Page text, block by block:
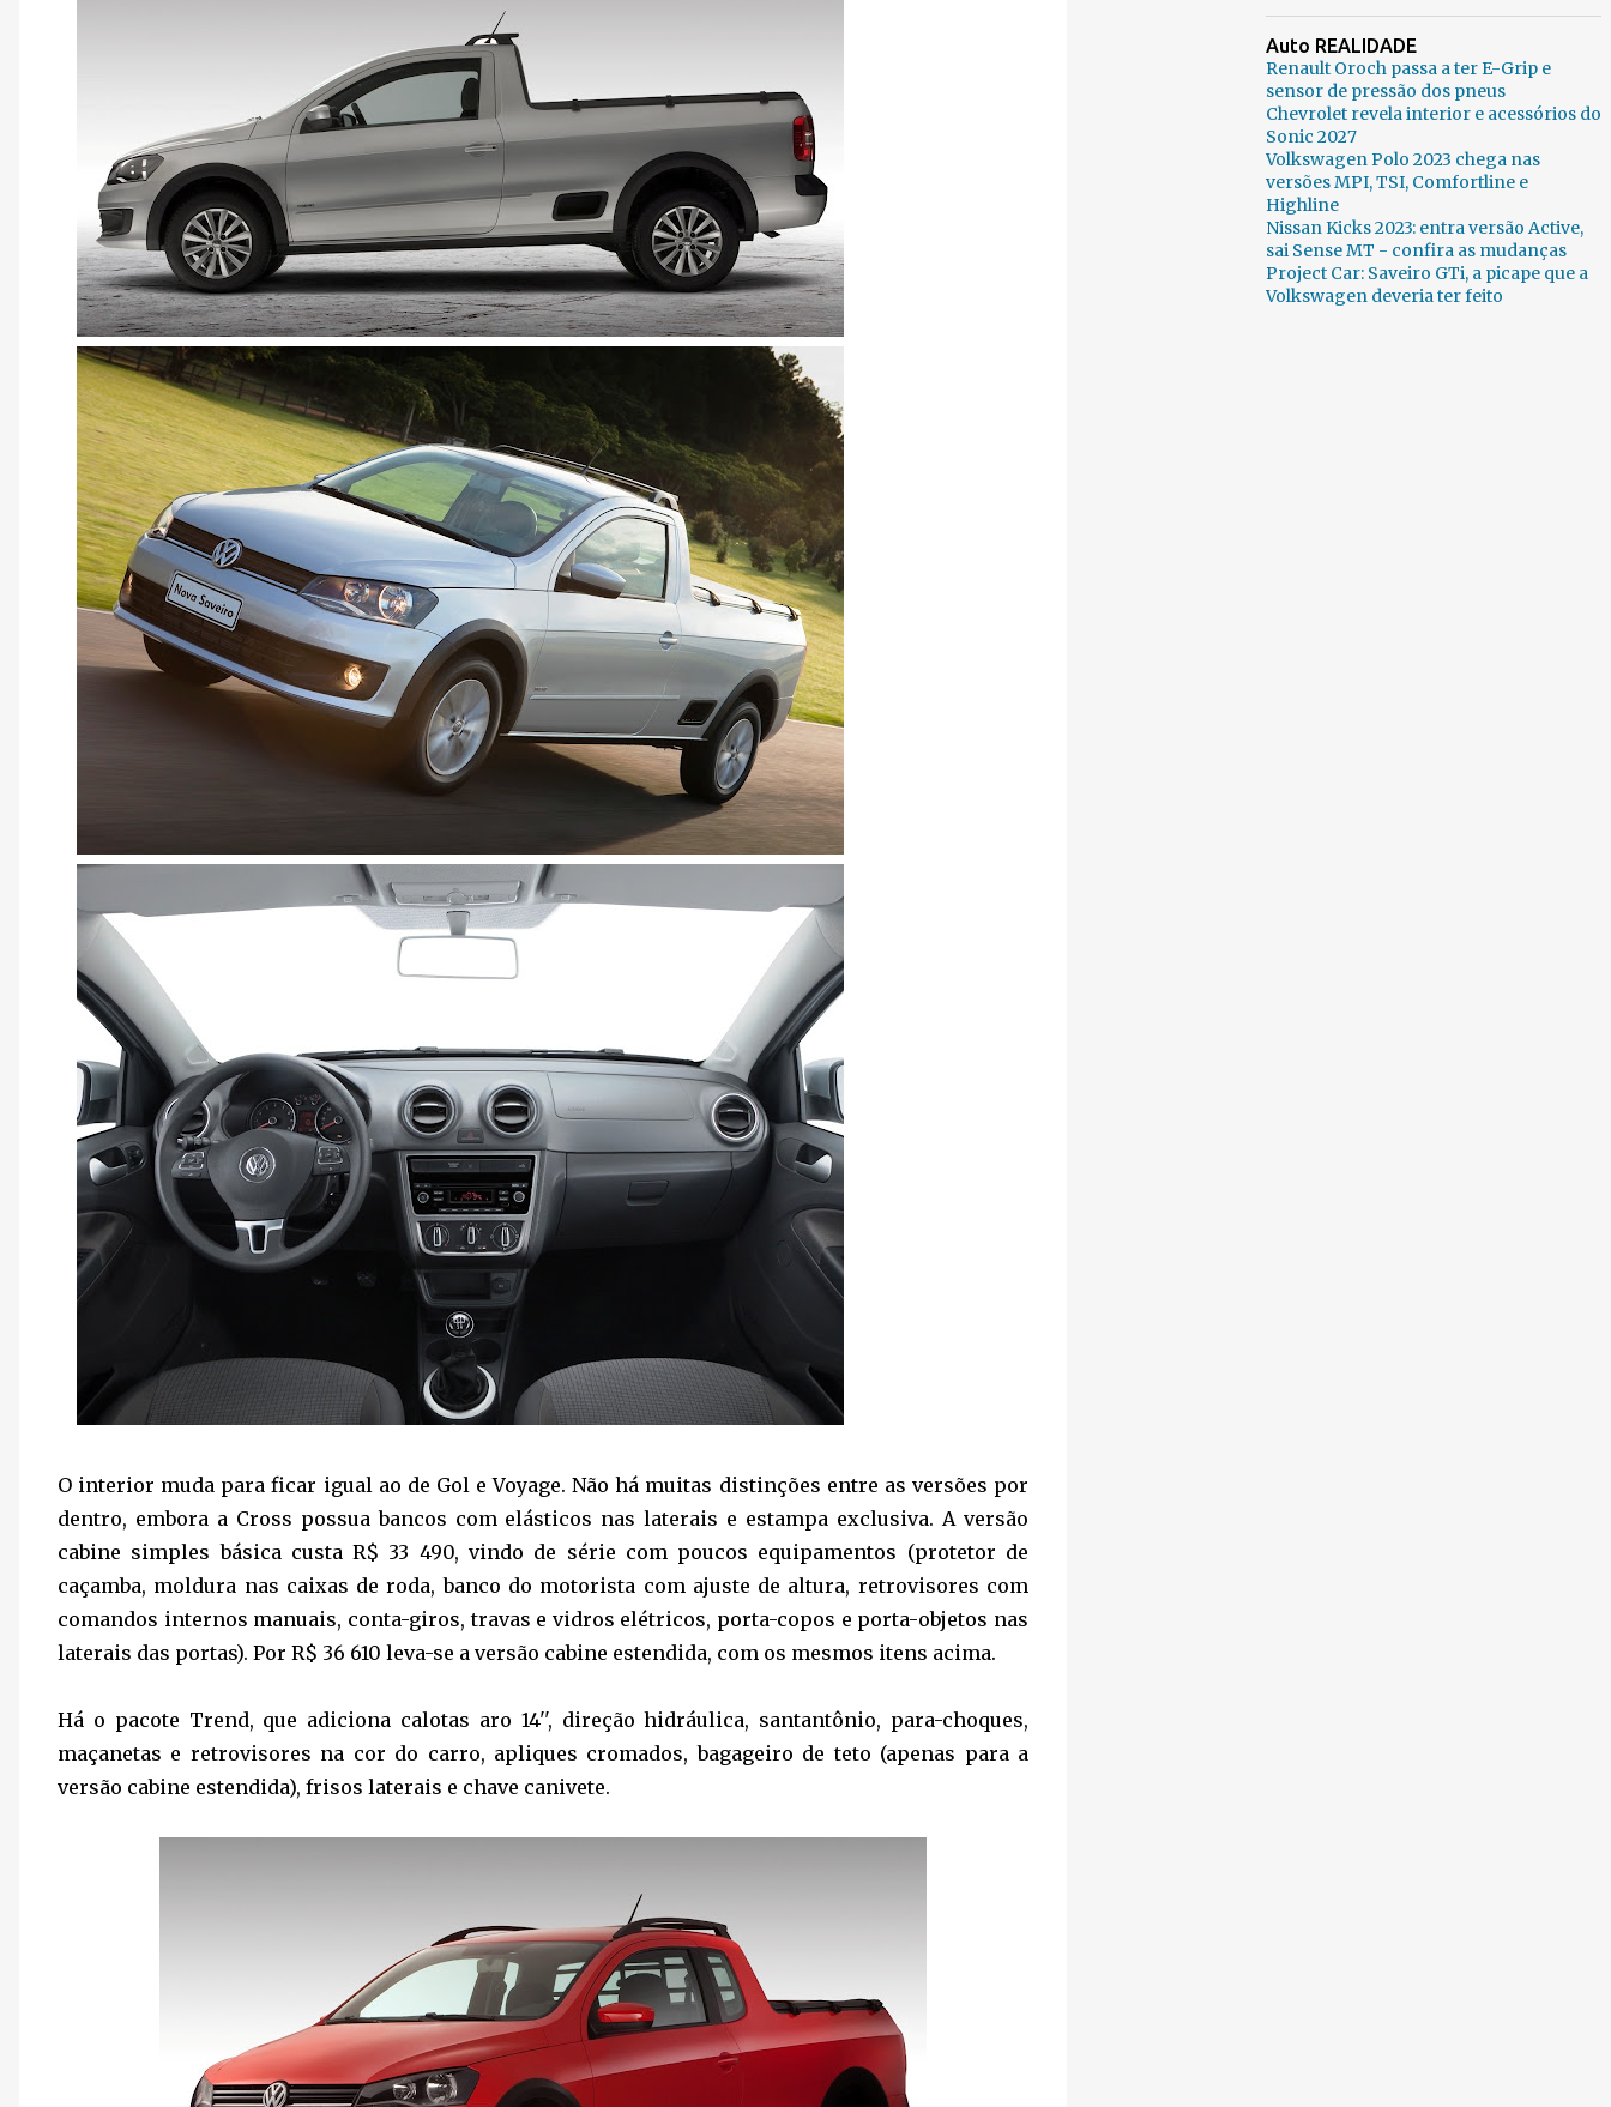
O interior muda para ficar igual ao de Gol e Voyage. Não há muitas distinções entre as versões por
dentro, embora a Cross possua bancos com elásticos nas laterais e estampa exclusiva. A versão
cabine simples básica custa R$ 33 490, vindo de série com poucos equipamentos (protetor de
caçamba, moldura nas caixas de roda, banco do motorista com ajuste de altura, retrovisores com
comandos internos manuais, conta-giros, travas e vidros elétricos, porta-copos e porta-objetos nas
laterais das portas). Por R$ 36 610 leva-se a versão cabine estendida, com os mesmos itens acima.
Há o pacote Trend, que adiciona calotas aro 14'', direção hidráulica, santantônio, para-choques,
maçanetas e retrovisores na cor do carro, apliques cromados, bagageiro de teto (apenas para a
versão cabine estendida), frisos laterais e chave canivete.
Auto REALIDADE
Renault Oroch passa a ter E-Grip e
sensor de pressão dos pneus
Chevrolet revela interior e acessórios do
Sonic 2027
Volkswagen Polo 2023 chega nas
versões MPI, TSI, Comfortline e
Highline
Nissan Kicks 2023: entra versão Active,
sai Sense MT - confira as mudanças
Project Car: Saveiro GTi, a picape que a
Volkswagen deveria ter feito